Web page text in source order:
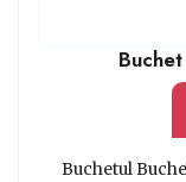
Buchetul